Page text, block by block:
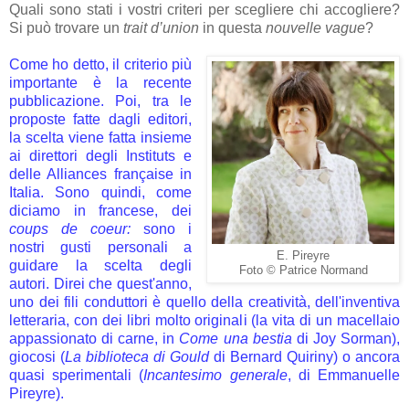
Quali sono stati i vostri criteri per scegliere chi accogliere?
Si può trovare un trait d’union in questa nouvelle vague?
E. Pireyre
Foto © Patrice Normand
Come ho detto, il criterio più
importante è la recente
pubblicazione. Poi, tra le
proposte fatte dagli editori,
la scelta viene fatta insieme
ai direttori degli Instituts e
delle Alliances française in
Italia. Sono quindi, come
diciamo in francese, dei
coups de coeur:sono i
nostri gusti personali a
guidare la scelta degli
autori. Direi che quest'anno,
uno dei fili conduttori è quello della creatività, dell'inventiva
letteraria, con dei libri molto originali (la vita di un macellaio
appassionato di carne, in Come una bestia di Joy Sorman),
giocosi (La biblioteca di Gould di Bernard Quiriny) o ancora
quasi sperimentali (Incantesimo generale, di Emmanuelle
Pireyre).